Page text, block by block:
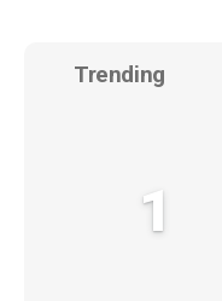
Trending
1